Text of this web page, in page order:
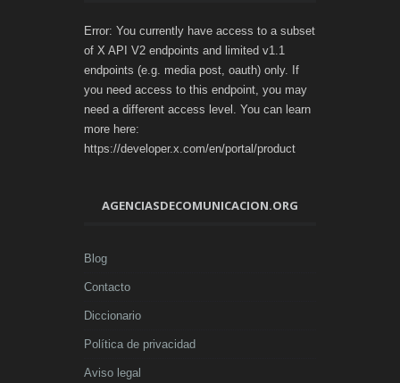
Error: You currently have access to a subset
of X API V2 endpoints and limited v1.1
endpoints (e.g. media post, oauth) only. If
you need access to this endpoint, you may
need a different access level. You can learn
more here:
https://developer.x.com/en/portal/product
AGENCIASDECOMUNICACION.ORG
Blog
Contacto
Diccionario
Política de privacidad
Aviso legal